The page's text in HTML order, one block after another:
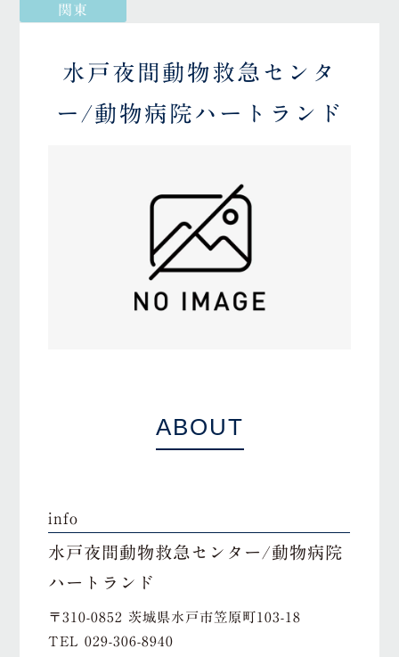
関東
水戸夜間動物救急センタ
ー/動物病院ハートランド
ABOUT
info
水戸夜間動物救急センター/動物病院
ハートランド
〒310-0852 茨城県水戸市笠原町103-18
TEL029-306-8940